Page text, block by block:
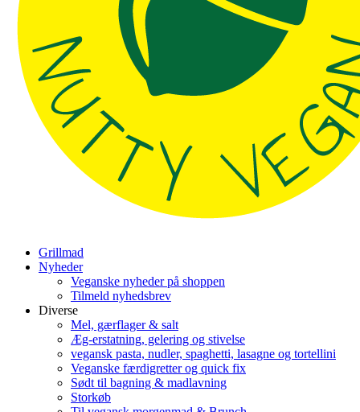
Grillmad
Nyheder
Veganske nyheder på shoppen
Tilmeld nyhedsbrev
Diverse
Mel, gærflager & salt
Æg-erstatning, gelering og stivelse
vegansk pasta, nudler, spaghetti, lasagne og tortellini
Veganske færdigretter og quick fix
Sødt til bagning & madlavning
Storkøb